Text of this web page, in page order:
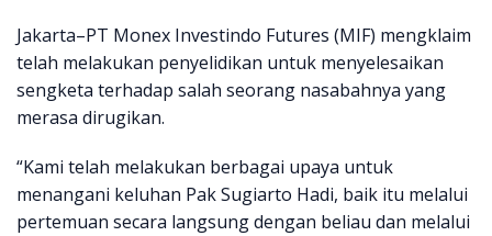
Jakarta–PT Monex Investindo Futures (MIF) mengklaim
telah melakukan penyelidikan untuk menyelesaikan
sengketa terhadap salah seorang nasabahnya yang
merasa dirugikan.
“Kami telah melakukan berbagai upaya untuk
menangani keluhan Pak Sugiarto Hadi, baik itu melalui
pertemuan secara langsung dengan beliau dan melalui